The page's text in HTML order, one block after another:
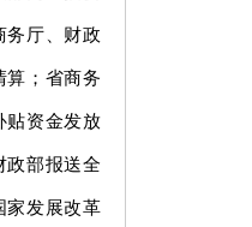
务厅、财政
算；省商务
贴资金发放
政部报送全
家发展改革